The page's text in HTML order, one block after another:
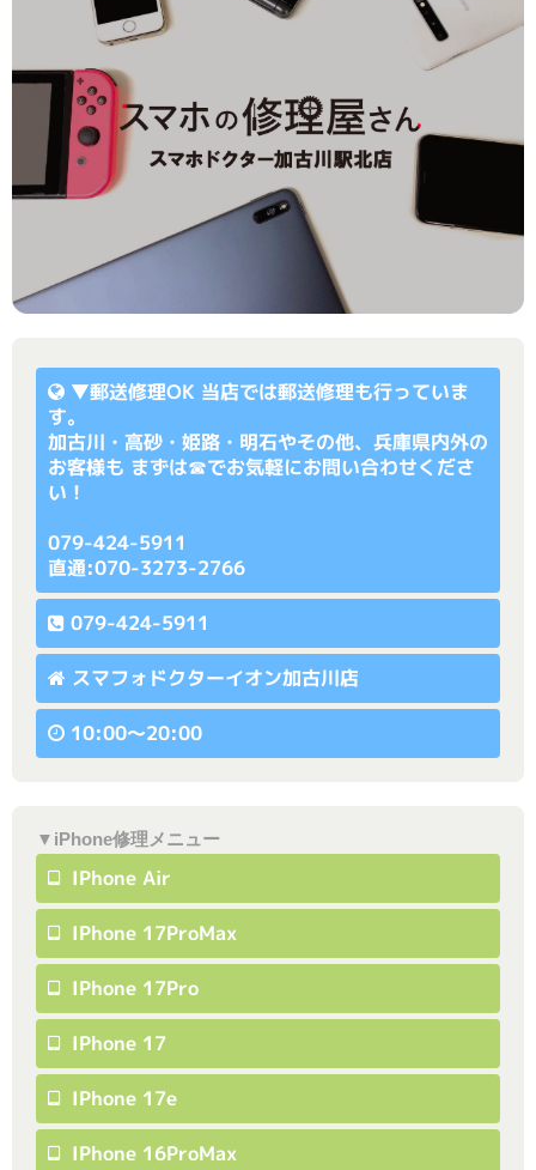
▼郵送修理OK 当店では郵送修理も行っていま
す。
加古川・高砂・姫路・明石やその他、兵庫県内外の
お客様も まずは☎でお気軽にお問い合わせくださ
い！
079-424-5911
直通:070-3273-2766
079-424-5911
スマフォドクターイオン加古川店
10:00〜20:00
▼iPhone修理メニュー
IPhone Air
IPhone 17ProMax
IPhone 17Pro
IPhone 17
IPhone 17e
IPhone 16ProMax